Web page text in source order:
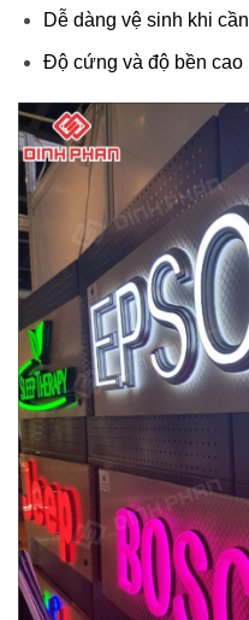
Dễ dàng vệ sinh khi cần
Độ cứng và độ bền cao